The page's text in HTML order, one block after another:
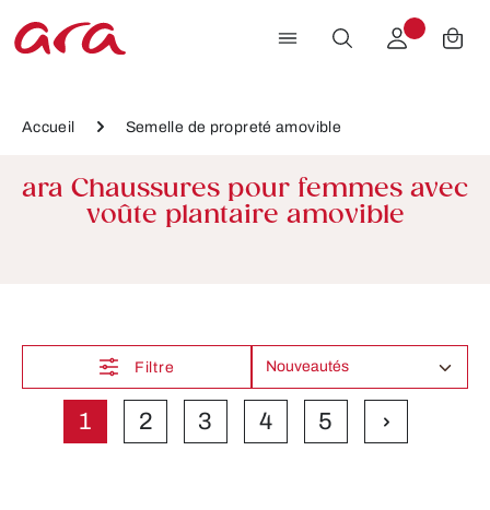
Passer au contenu principal
Accueil Semelle de propreté amovible
ara Chaussures pour femmes avec
voûte plantaire amovible
Page
1 Page
2 Page
3 Page
4 Page
5
Filtre